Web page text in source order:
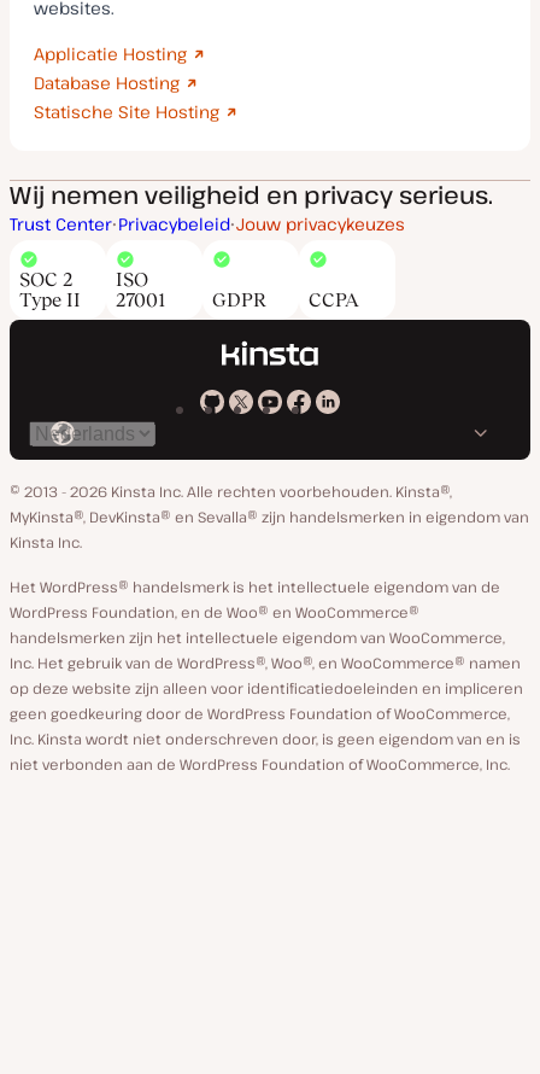
websites.
Applicatie Hosting
Database Hosting
Statische Site Hosting
Wij nemen veiligheid en privacy serieus.
Trust Center Privacybeleid Jouw privacykeuzes
SOC 2
Type II
ISO
27001
GDPR CCPA
Kinsta
GitHub
Kinsta
X
Kinsta
YouTube
Kinsta
Facebook
Kinsta
Linkedin
Selecteer
taal
© 2013 - 2026 Kinsta Inc. Alle rechten voorbehouden. Kinsta®,
MyKinsta®, DevKinsta® en Sevalla® zijn handelsmerken in eigendom van
Kinsta Inc.
Het WordPress® handelsmerk is het intellectuele eigendom van de
WordPress Foundation, en de Woo® en WooCommerce®
handelsmerken zijn het intellectuele eigendom van WooCommerce,
Inc. Het gebruik van de WordPress®, Woo®, en WooCommerce® namen
op deze website zijn alleen voor identificatiedoeleinden en impliceren
geen goedkeuring door de WordPress Foundation of WooCommerce,
Inc. Kinsta wordt niet onderschreven door, is geen eigendom van en is
niet verbonden aan de WordPress Foundation of WooCommerce, Inc.